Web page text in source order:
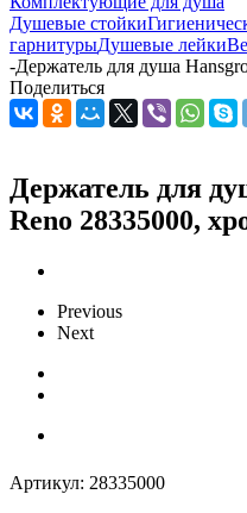
Душевые стойки
гарнитурыДушевые лейки
-Держатель для душа
Поделиться
Держатель для
Reno 28335000,
Previous
Next
Артикул: 28335000